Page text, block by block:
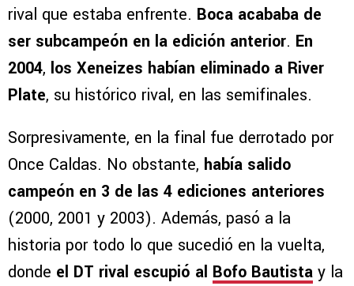
rival que estaba enfrente. Boca acababa de
ser subcampeón en la edición anterior. En
2004, los Xeneizes habían eliminado a River
Plate, su histórico rival, en las semifinales.
Sorpresivamente, en la final fue derrotado por
Once Caldas. No obstante, había salido
campeón en 3 de las 4 ediciones anteriores
(2000, 2001 y 2003). Además, pasó a la
historia por todo lo que sucedió en la vuelta,
donde el DT rival escupió al Bofo Bautista y la